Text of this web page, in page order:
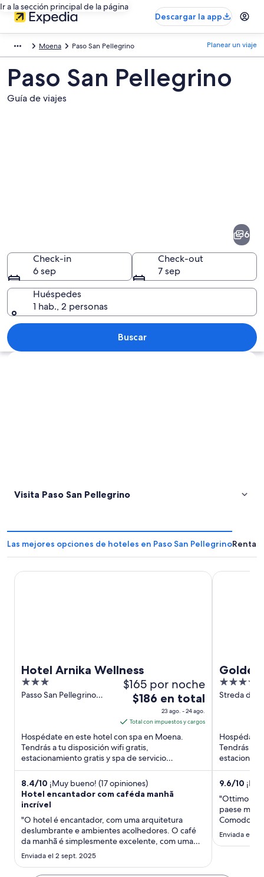
Ir a la sección principal de la página
Descargar la app
Moena Paso San Pellegrino Planear un viaje
Paso San Pellegrino
Guía de viajes
Pellegrino
Un bosque nevado con altos
6
Check-in
6 sep
Check-out
7 sep
Huéspedes
1 hab., 2 personas
Buscar
Explorar mapa
Visita Paso San Pellegrino
Las mejores opciones de hoteles en Paso San PellegrinoRentas
Hotel Arnika Wellness
3
out
Passo San Pellegrino
$165 por noche
El
es
de
$186
en
total
por
noche
23
ago
al
ago
$186 en total
23 ago. - 24 ago.
Total con impuestos y cargos
Hospédate en este hotel con spa en Moena.
Tendrás a tu disposición wifi gratis,
estacionamiento gratis y spa de servicio
completo. Estarás muy cerca de atracciones ...
8.4/10 ¡Muy bueno! (17 opiniones)
Hotel encantador com caféda manhã
incrível
"O hotel é encantador, com uma arquitetura
deslumbrante e ambientes acolhedores. O café
da manhã é simplesmente excelente, com uma
variedade de opções frescas e saborosas que
agradam a todos os gostos."
Enviada el 2 sept. 2025
Hotel Arnika Wellness
Golden
4
out
Streda del
Hospédate
Tendrás a
completo.
9.6/10
"Ottimo
paese ma
Comodo
spaziose e
Enviada el 6
Golden